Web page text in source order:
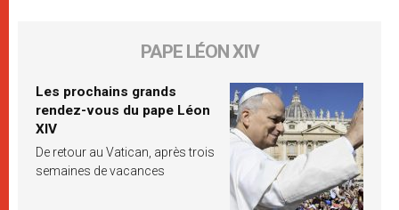
PAPE LÉON XIV
Les prochains grands
rendez-vous du pape Léon
XIV
De retour au Vatican, après trois
semaines de vacances